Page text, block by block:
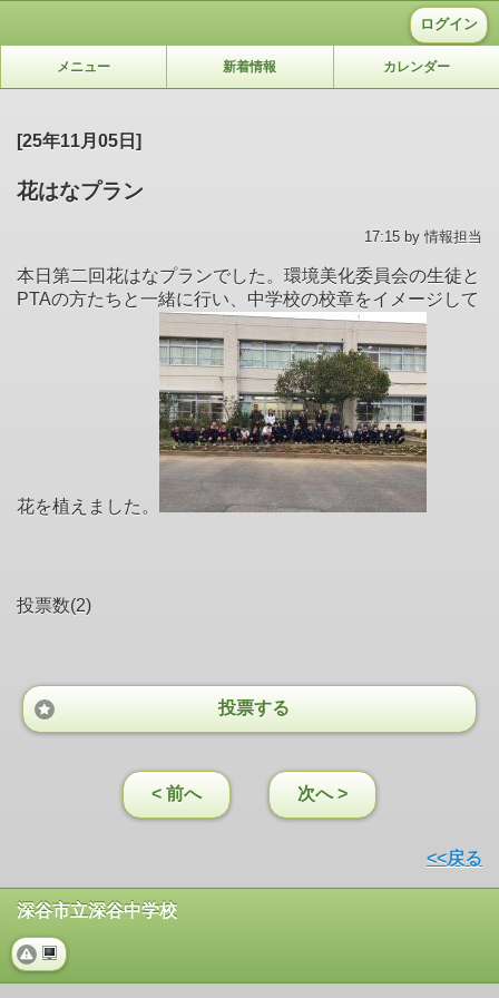
ログイン
メニュー 新着情報 カレンダー
[25年11月05日]
花はなプラン
17:15 by 情報担当
本日第二回花はなプランでした。環境美化委員会の生徒と
PTAの方たちと一緒に行い、中学校の校章をイメージして
花を植えました。
投票数(2)
投票する
< 前へ 次へ >
<<戻る
深谷市立深谷中学校